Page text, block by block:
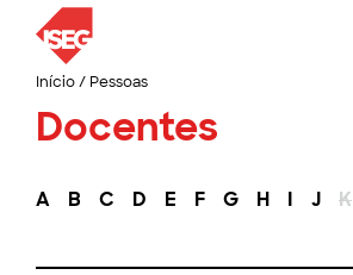
Início/ Pessoas
Docentes
A B C D E F G H I J K